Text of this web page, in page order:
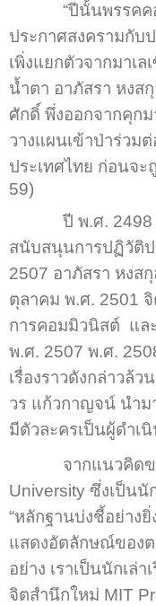
“ปีนั้นพรรคคอม
ประกาศสงครามกับ
เพิ่งแยกตัวจากมาเ
น้ำตา อาภัสรา หงส
ศักดิ์ พึ่งออกจากคุก
วางแผนเข้าป่าร่วม
ประเทศไทย ก่อนจะ
59)
ปี พ.ศ. 2498 พัก
สนับสนุนการปฏิวัติ
2507 อาภัสรา หงส
ตุลาคม พ.ศ. 2501
การคอมมิวนิสต์ แล
พ.ศ. 2507 พ.ศ.
เรื่องราวดังกล่าวล้
วร แก้วกาญจน์ นำม
มีตัวละครเป็นผู้ดำเนิ
จากแนวคิดของ
University ซึ่งเป็น
“หลักฐานบ่งชี้อย่าง
แสดงอัตลักษณ์ของต
อย่าง เราเป็นนักเล่
จิตสำนึกใหม่ MIT